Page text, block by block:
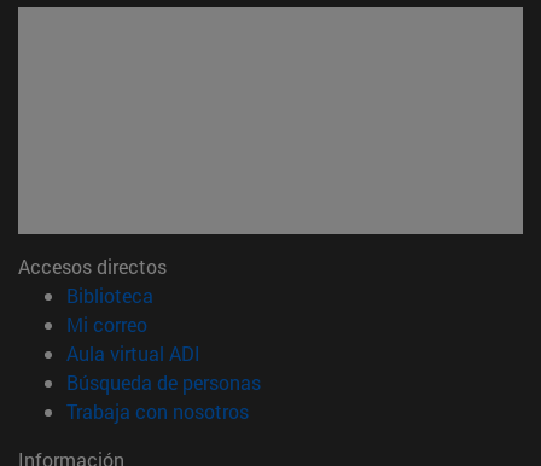
Accesos directos
Biblioteca
Mi correo(abre en nueva ventana)
Aula virtual ADI
Búsqueda de personas(abre en nueva ventana)
Trabaja con nosotros(abre en nueva ventana)
Información